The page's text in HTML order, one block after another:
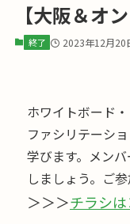
【大阪＆オ
終了 2023年12月20
ホワイトボード
ファシリテーシ
学びます。メン
しましょう。ご
＞＞＞チラシ